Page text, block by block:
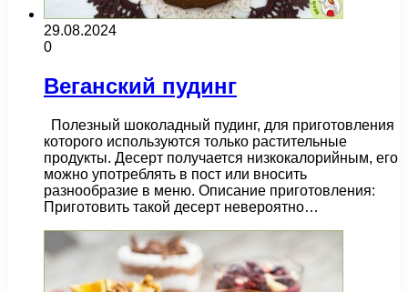
29.08.2024
0
Веганский пудинг
Полезный шоколадный пудинг, для приготовления
которого используются только растительные
продукты. Десерт получается низкокалорийным, его
можно употреблять в пост или вносить
разнообразие в меню. Описание приготовления:
Приготовить такой десерт невероятно…